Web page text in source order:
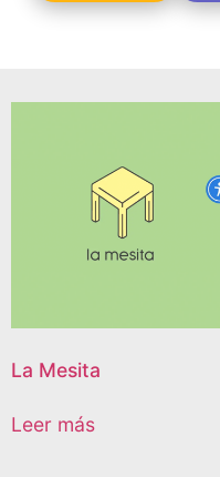
La Mesita
Leer más